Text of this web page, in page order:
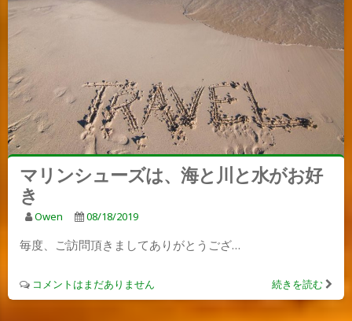
マリンシューズは、海と川と水がお好
き
Owen 08/18/2019
毎度、ご訪問頂きましてありがとうござ…
コメントはまだありません 続きを読む